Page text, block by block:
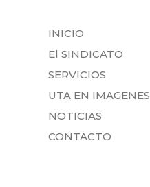
INICIO
El SINDICATO
SERVICIOS
UTA EN IMAGENES
NOTICIAS
CONTACTO